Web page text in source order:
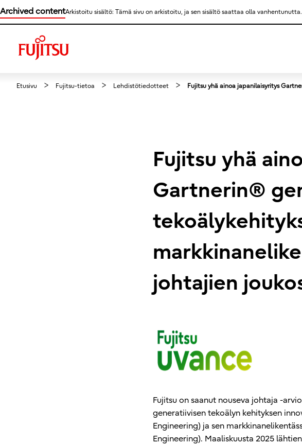
Archived contentArkistoitu sisältö: Tämä sivu on arkistoitu, ja sen sisältö saattaa olla vanhentunutta.
Etusivu Fujitsu-tietoa Lehdistötiedotteet Fujitsu yhä ainoa japanilaisyritys
Fujitsu yhä
Gartnerin®
johtajien
Fujitsu on saanut nouseva johtaja -
generatiivisen tekoälyn kehityksen
Engineering) ja sen
Engineering). Maaliskuusta 2025